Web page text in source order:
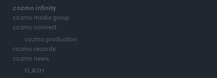
cozmo infinity
cozmo media group
cozmo connect
cozmo production
cozmo records
cozmo news
FLASH